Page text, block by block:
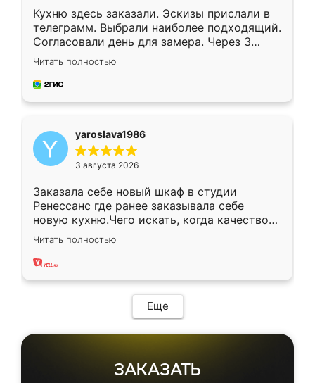
Кухню здесь заказали. Эскизы прислали в
телеграмм. Выбрали наиболее подходящий.
Согласовали день для замера. Через 3
недели кухня была уже готова. Остались
довольны работой. Спасибо Ренессанс
мебель за качественную работу!
Читать полностью
yaroslava1986
3 августа 2026
Заказала себе новый шкаф в студии
Ренессанс где ранее заказывала себе
новую кухню.Чего искать, когда качеством
вполне довольна. Служит кухня уже почти
два года, нареканий нет.
Читать полностью
Еще
ЗАКАЗАТЬ